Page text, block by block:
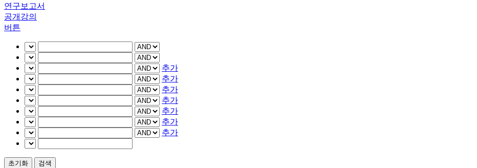
연구보고서
공개강의
버튼
추가
추가
추가
추가
추가
추가
추가